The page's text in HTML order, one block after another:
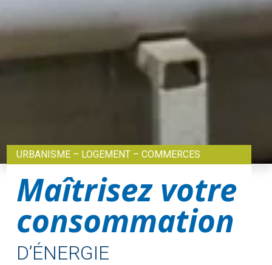
URBANISME – LOGEMENT – COMMERCES
Maîtrisez votre
consommation
D’ÉNERGIE